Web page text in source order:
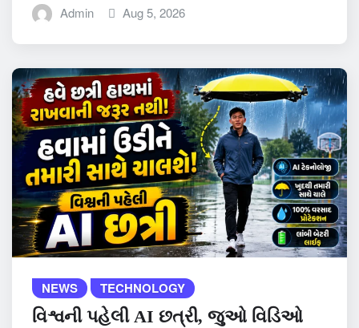
Admin Aug 5, 2026
NEWS TECHNOLOGY
વિશ્વની પહેલી AI છત્રી, જુઓ વિડિઓ